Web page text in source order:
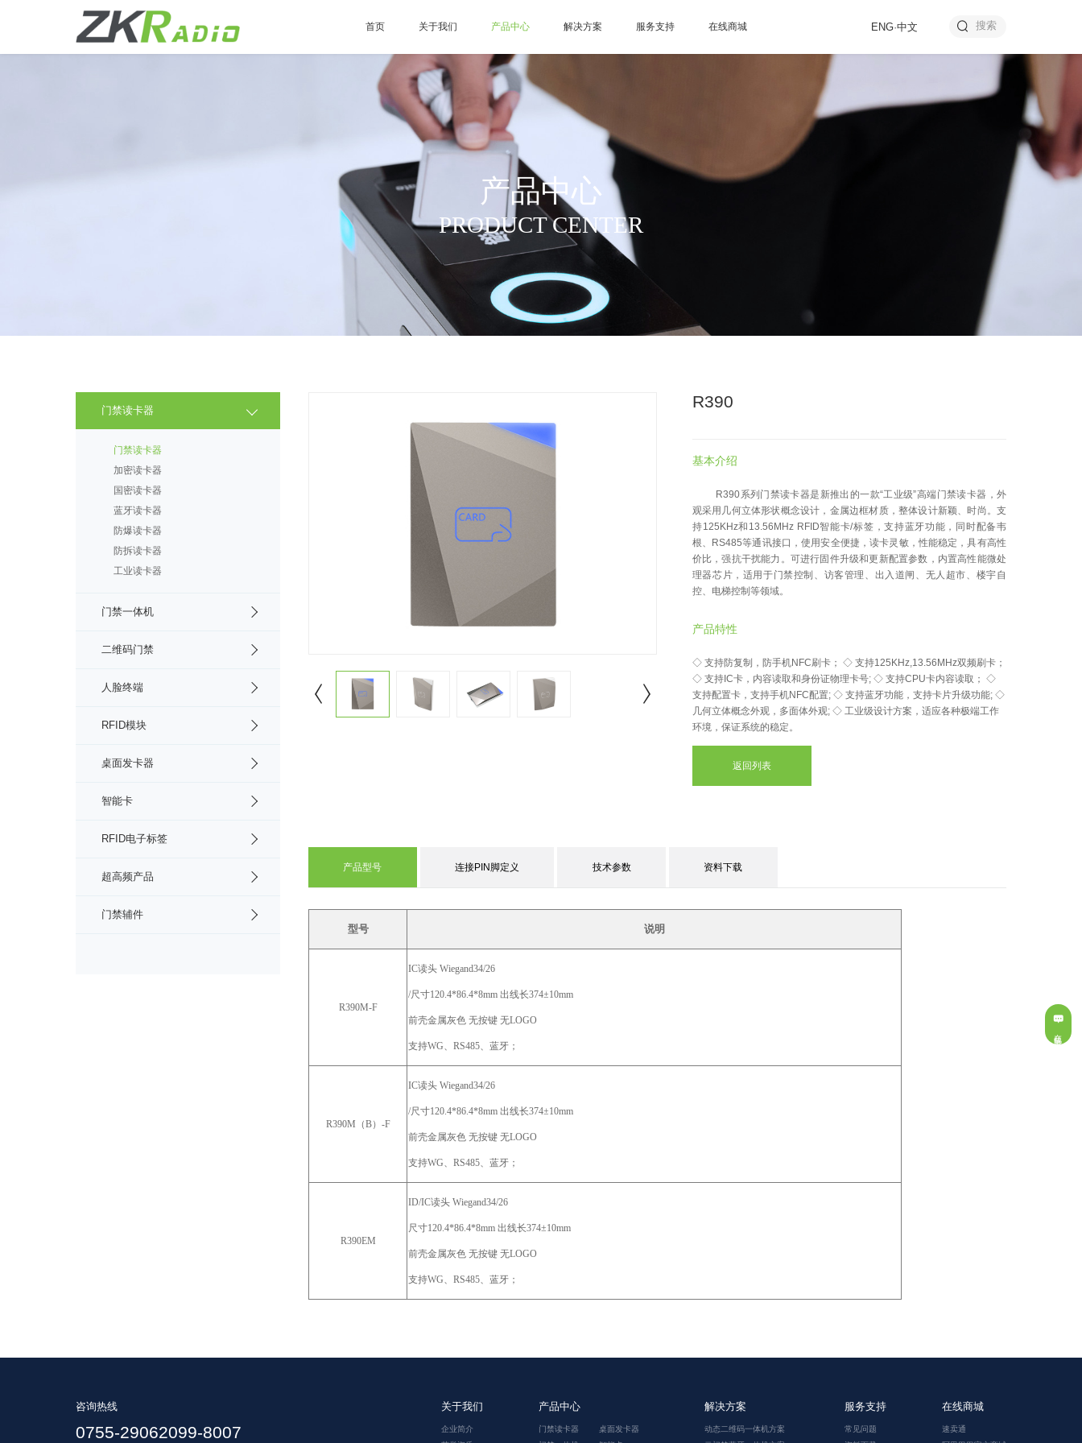
ENG·中文
首页 关于我们 产品中心 解决方案 服务支持 在线商城
产品中心
PRODUCT CENTER
门禁读卡器
门禁读卡器
加密读卡器
国密读卡器
蓝牙读卡器
防爆读卡器
防拆读卡器
工业读卡器
门禁一体机
二维码门禁
人脸终端
RFID模块
桌面发卡器
智能卡
RFID电子标签
超高频产品
门禁辅件
R390
基本介绍
R390系列门禁读卡器是新推出的一款“工业级”高端门禁读卡器，外
观采用几何立体形状概念设计，金属边框材质，整体设计新颖、时尚。支
持125KHz和13.56MHz RFID智能卡/标签，支持蓝牙功能，同时配备韦
根、RS485等通讯接口，使用安全便捷，读卡灵敏，性能稳定，具有高性
价比，强抗干扰能力。可进行固件升级和更新配置参数，内置高性能微处
理器芯片，适用于门禁控制、访客管理、出入道闸、无人超市、楼宇自
控、电梯控制等领域。
产品特性
◇ 支持防复制，防手机NFC刷卡； ◇ 支持125KHz,13.56MHz双频刷卡；
◇ 支持IC卡，内容读取和身份证物理卡号; ◇ 支持CPU卡内容读取； ◇
支持配置卡，支持手机NFC配置; ◇ 支持蓝牙功能，支持卡片升级功能; ◇
几何立体概念外观，多面体外观; ◇ 工业级设计方案，适应各种极端工作
环境，保证系统的稳定。
返回列表
产品型号 连接PIN脚定义 技术参数 资料下载
型号 说明
R390M-F
IC读头 Wiegand34/26
/尺寸120.4*86.4*8mm 出线长374±10mm
前壳金属灰色 无按键 无LOGO
支持WG、RS485、蓝牙；
R390M（B）-F
IC读头 Wiegand34/26
/尺寸120.4*86.4*8mm 出线长374±10mm
前壳金属灰色 无按键 无LOGO
支持WG、RS485、蓝牙；
R390EM
ID/IC读头 Wiegand34/26
尺寸120.4*86.4*8mm 出线长374±10mm
前壳金属灰色 无按键 无LOGO
支持WG、RS485、蓝牙；
咨询热线
0755-29062099-8007
关于我们
企业简介
产品中心
门禁读卡器
桌面发卡器
解决方案
动态二维码一体机方案
服务支持
常见问题
在线商城
速卖通